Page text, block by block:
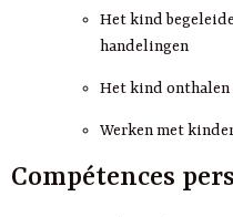
Het kind
handelingen
Het kind onthalen
Werken met
Compétences